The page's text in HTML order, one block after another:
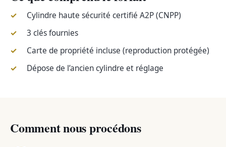
Cylindre haute sécurité certifié A2P (CNPP)
3 clés fournies
Carte de propriété incluse (reproduction protégée)
Dépose de l’ancien cylindre et réglage
Comment nous procédons